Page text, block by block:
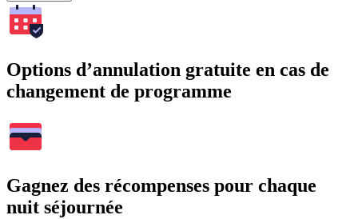
Options d’annulation gratuite en cas de
changement de programme
Gagnez des récompenses pour chaque
nuit séjournée